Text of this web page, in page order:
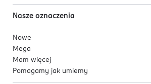
Nasze oznaczenia
Nowe
Mega
Mam więcej
Pomagamy jak umiemy